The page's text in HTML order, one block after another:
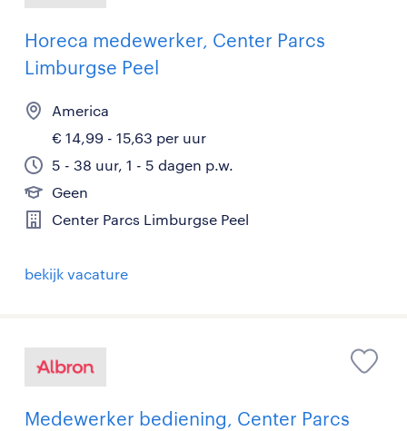
Horeca medewerker, Center Parcs
Limburgse Peel
America
€ 14,99 - 15,63 per uur
5 - 38 uur, 1 - 5 dagen p.w.
Geen
Center Parcs Limburgse Peel
bekijk vacature
Medewerker bediening, Center Parcs